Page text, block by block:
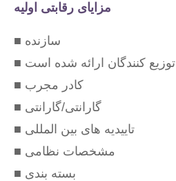
مزایای رقابتی اولیه
■ سازنده
■ توزیع کنندگان ارائه شده است
■ کادر مجرب
■ گارانتی/گارانتی
■ تاییدیه های بین المللی
■ مشخصات نظامی
■ بسته بندی